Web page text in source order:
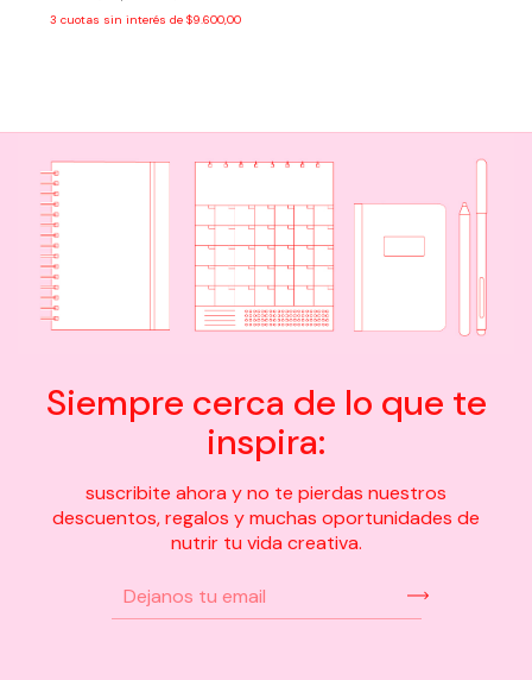
3 cuotas sin interés de $9.600,00
Siempre cerca de lo que te
inspira:
suscribite ahora y no te pierdas nuestros
descuentos, regalos y muchas oportunidades de
nutrir tu vida creativa.